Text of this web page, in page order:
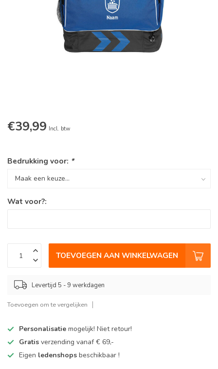
€39,99 Incl. btw
Bedrukking voor: *
Wat voor?:
TOEVOEGEN AAN WINKELWAGEN
Levertijd 5 - 9 werkdagen
Toevoegen om te vergelijken
Personalisatie mogelijk! Niet retour!
Gratis verzending vanaf € 69,-
Eigen ledenshops beschikbaar !